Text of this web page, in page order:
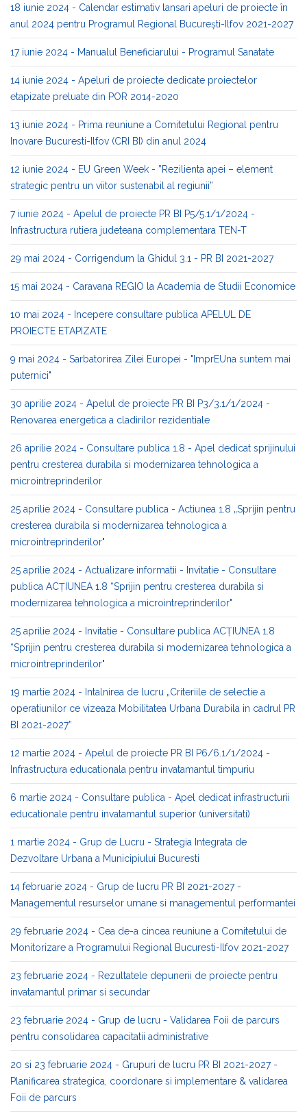
18 iunie 2024 - Calendar estimativ lansari apeluri de proiecte în
anul 2024 pentru Programul Regional București-Ilfov 2021-2027
17 iunie 2024 - Manualul Beneficiarului - Programul Sanatate
14 iunie 2024 - Apeluri de proiecte dedicate proiectelor
etapizate preluate din POR 2014-2020
13 iunie 2024 - Prima reuniune a Comitetului Regional pentru
Inovare Bucuresti-Ilfov (CRI BI) din anul 2024
12 iunie 2024 - EU Green Week - ”Rezilienta apei – element
strategic pentru un viitor sustenabil al regiunii”
7 iunie 2024 - Apelul de proiecte PR BI P5/5.1/1/2024 -
Infrastructura rutiera judeteana complementara TEN-T
29 mai 2024 - Corrigendum la Ghidul 3.1 - PR BI 2021-2027
15 mai 2024 - Caravana REGIO la Academia de Studii Economice
10 mai 2024 - Incepere consultare publica APELUL DE
PROIECTE ETAPIZATE
9 mai 2024 - Sarbatorirea Zilei Europei - "ImprEUna suntem mai
puternici"
30 aprilie 2024 - Apelul de proiecte PR BI P3/3.1/1/2024 -
Renovarea energetica a cladirilor rezidentiale
26 aprilie 2024 - Consultare publica 1.8 - Apel dedicat sprijinului
pentru cresterea durabila si modernizarea tehnologica a
microintreprinderilor
25 aprilie 2024 - Consultare publica - Actiunea 1.8 „Sprijin pentru
cresterea durabila si modernizarea tehnologica a
microintreprinderilor"
25 aprilie 2024 - Actualizare informatii - Invitatie - Consultare
publica ACȚIUNEA 1.8 “Sprijin pentru cresterea durabila si
modernizarea tehnologica a microintreprinderilor"
25 aprilie 2024 - Invitatie - Consultare publica ACȚIUNEA 1.8
“Sprijin pentru cresterea durabila si modernizarea tehnologica a
microintreprinderilor"
19 martie 2024 - Intalnirea de lucru „Criteriile de selectie a
operatiunilor ce vizeaza Mobilitatea Urbana Durabila in cadrul PR
BI 2021-2027”
12 martie 2024 - Apelul de proiecte PR BI P6/6.1/1/2024 -
Infrastructura educationala pentru invatamantul timpuriu
6 martie 2024 - Consultare publica - Apel dedicat infrastructurii
educationale pentru invatamantul superior (universitati)
1 martie 2024 - Grup de Lucru - Strategia Integrata de
Dezvoltare Urbana a Municipiului Bucuresti
14 februarie 2024 - Grup de lucru PR BI 2021-2027 -
Managementul resurselor umane si managementul performantei
29 februarie 2024 - Cea de-a cincea reuniune a Comitetului de
Monitorizare a Programului Regional Bucuresti-Ilfov 2021-2027
23 februarie 2024 - Rezultatele depunerii de proiecte pentru
invatamantul primar si secundar
23 februarie 2024 - Grup de lucru - Validarea Foii de parcurs
pentru consolidarea capacitatii administrative
20 si 23 februarie 2024 - Grupuri de lucru PR BI 2021-2027 -
Planificarea strategica, coordonare si implementare & validarea
Foii de parcurs